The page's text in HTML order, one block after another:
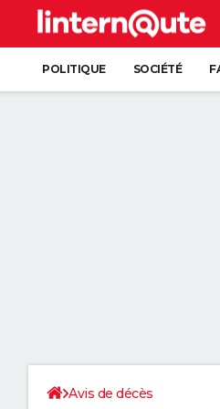
POLITIQUE SOCIÉTÉ
Avis de décès